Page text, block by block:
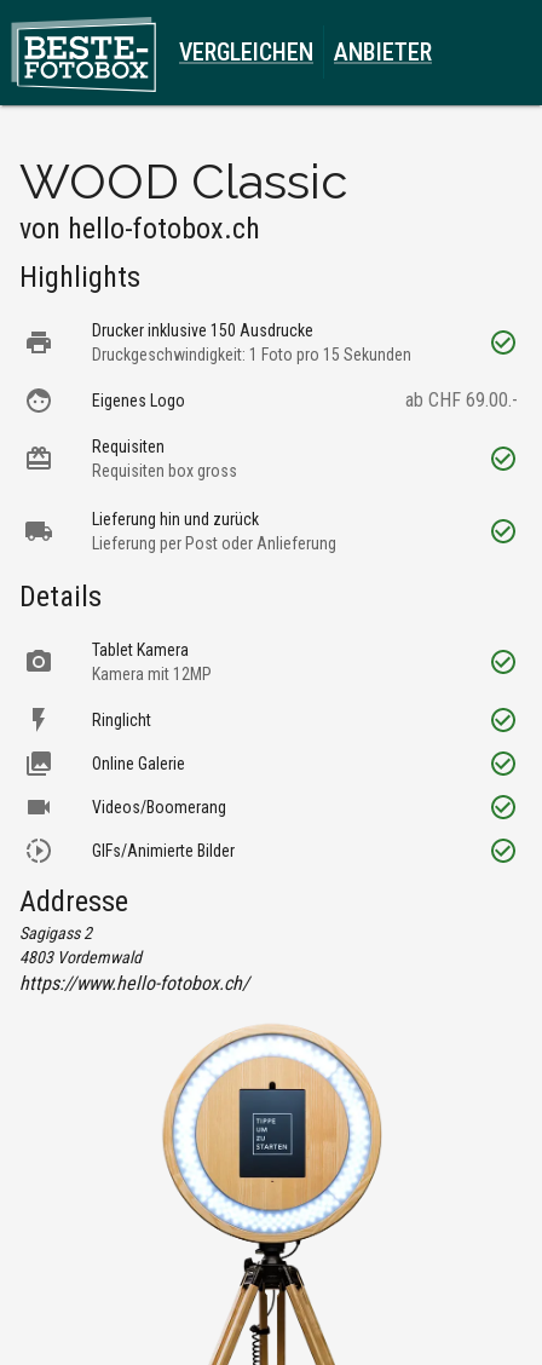
VERGLEICHEN ANBIETER
WOOD Classic
von hello-fotobox.ch
Highlights
Drucker inklusive 150 Ausdrucke
Druckgeschwindigkeit: 1 Foto pro 15 Sekunden
Eigenes Logo ab CHF 69.00.-
Requisiten
Requisiten box gross
Lieferung hin und zurück
Lieferung per Post oder Anlieferung
Details
Tablet Kamera
Kamera mit 12MP
Ringlicht
Online Galerie
Videos/Boomerang
GIFs/Animierte Bilder
Addresse
Sagigass 2
4803 Vordemwald
https://www.hello-fotobox.ch/